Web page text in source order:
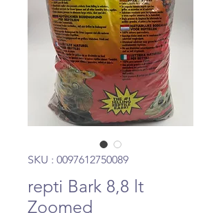
SKU : 0097612750089
repti Bark 8,8 lt
Zoomed